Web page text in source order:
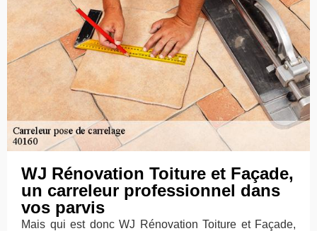
WJ Rénovation Toiture et Façade,
un carreleur professionnel dans
vos parvis
Mais qui est donc WJ Rénovation Toiture et Façade,